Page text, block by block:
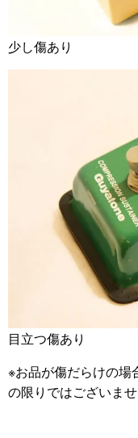
少し傷あり
目立つ傷あり
※お品が傷だらけの場
の限りではございませ